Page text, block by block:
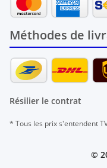
Méthodes de
Résilier le contrat
* Tous les prix s'entendent
©